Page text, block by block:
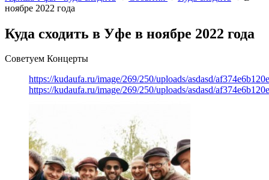
ноябре 2022 года
Куда сходить в Уфе в ноябре 2022 года
Советуем Концерты
https://kudaufa.ru/image/269/250/uploads/asdasd/
https://kudaufa.ru/image/269/250/uploads/asdasd/